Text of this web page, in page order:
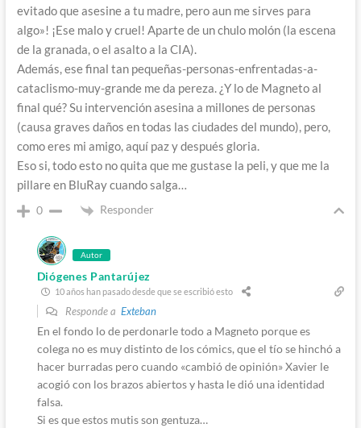
evitado que asesine a tu madre, pero aun me sirves para
algo»! ¡Ese malo y cruel! Aparte de un chulo molón (la escena
de la granada, o el asalto a la CIA).
Además, ese final tan pequeñas-personas-enfrentadas-a-
cataclismo-muy-grande me da pereza. ¿Y lo de Magneto al
final qué? Su intervención asesina a millones de personas
(causa graves daños en todas las ciudades del mundo), pero,
como eres mi amigo, aquí paz y después gloria.
Eso si, todo esto no quita que me gustase la peli, y que me la
pillare en BluRay cuando salga…
0 Responder
Autor
Diógenes Pantarújez
10 años han pasado desde que se escribió esto
Responde a Exteban
En el fondo lo de perdonarle todo a Magneto porque es
colega no es muy distinto de los cómics, que el tío se hinchó a
hacer burradas pero cuando «cambió de opinión» Xavier le
acogió con los brazos abiertos y hasta le dió una identidad
falsa.
Si es que estos mutis son gentuza…